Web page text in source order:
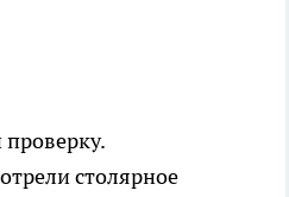
столярное